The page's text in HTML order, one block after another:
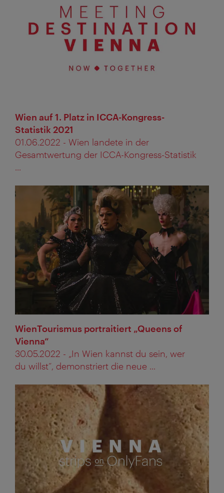
Wien auf 1. Platz in ICCA-Kongress-
Statistik 2021
01.06.2022 - Wien landete in der
Gesamtwertung der ICCA-Kongress-Statistik
...
WienTourismus portraitiert „Queens of
Vienna“
30.05.2022 - „In Wien kannst du sein, wer
du willst“, demonstriert die neue ...